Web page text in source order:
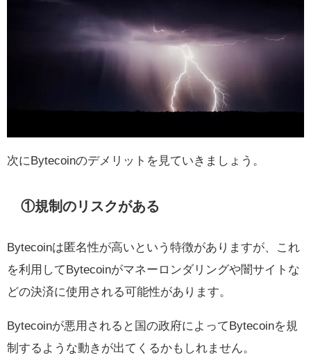
次にBytecoinのデメリットを見ていきましょう。
①規制のリスクがある
Bytecoinは匿名性が高いという特徴がありますが、これ
を利用してBytecoinがマネーロンダリングや闇サイトな
どの決済に使用される可能性があります。
Bytecoinが悪用されると国の政府によってBytecoinを規
制するような動きが出てくるかもしれません。